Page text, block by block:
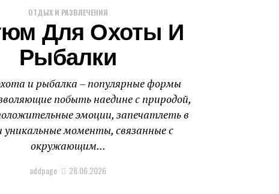
ОТДЫХ И РАЗВЛЕЧЕНИЯ
Для Охоты И
Рыбалки
и рыбалка – популярные формы
побыть наедине с природой,
эмоции, запечатлеть в
моменты, связанные с
окружающим...
addpage 28.06.2026